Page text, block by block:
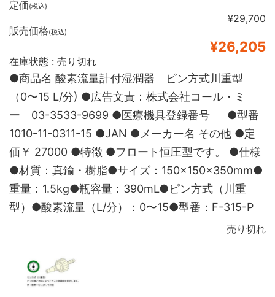
定価(税込)
¥29,700
販売価格(税込)
¥26,205
在庫状態 : 売り切れ
●商品名 酸素流量計付湿潤器 ピン方式川重型
（0〜15 L/分) ●広告文責：株式会社コール・ミ
ー 03-3533-9699 ●医療機具登録番号 ●型番
1010-11-0311-15 ●JAN ●メーカー名 その他 ●定
価￥ 27000 ●特徴 ●フロート恒圧型です。 ●仕様
●材質：真鍮・樹脂●サイズ：150×150×350mm●
重量：1.5kg●瓶容量：390mL●ピン方式（川重
型）●酸素流量（L/分）：0〜15●型番：F-315-P
売り切れ